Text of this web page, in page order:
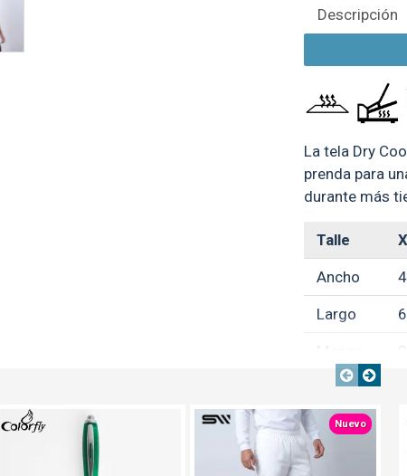
Descripción
La tela Dry
prenda para
durante más
Talle
Ancho
Largo
Manga 21
Tiempo de
TEXTTRANSPARENTE Nuevo
TEXTTRANSPARENTE